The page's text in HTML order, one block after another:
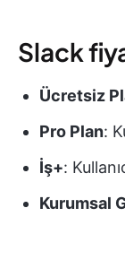
Slack
Ücretsiz
Pro Plan:
İş+:
Kurumsal